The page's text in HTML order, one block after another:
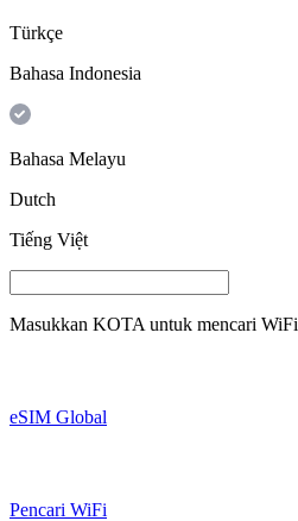
Türkçe
Bahasa Indonesia
Bahasa Melayu
Dutch
Tiếng Việt
Masukkan KOTA untuk mencari WiFi
eSIM Global
Pencari WiFi